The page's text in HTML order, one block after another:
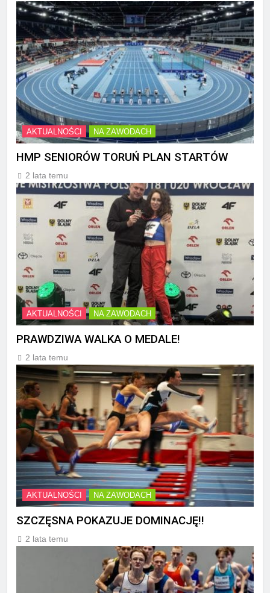
AKTUALNOŚCI NA ZAWODACH
HMP SENIORÓW TORUŃ PLAN STARTÓW
2 lata temu
AKTUALNOŚCI NA ZAWODACH
PRAWDZIWA WALKA O MEDALE!
2 lata temu
AKTUALNOŚCI NA ZAWODACH
SZCZĘSNA POKAZUJE DOMINACJĘ!!
2 lata temu